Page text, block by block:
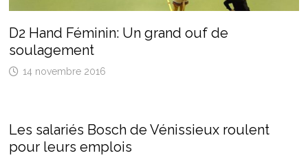
D2 Hand Féminin: Un grand ouf de
soulagement
14 novembre 2016
Les salariés Bosch de Vénissieux roulent
pour leurs emplois